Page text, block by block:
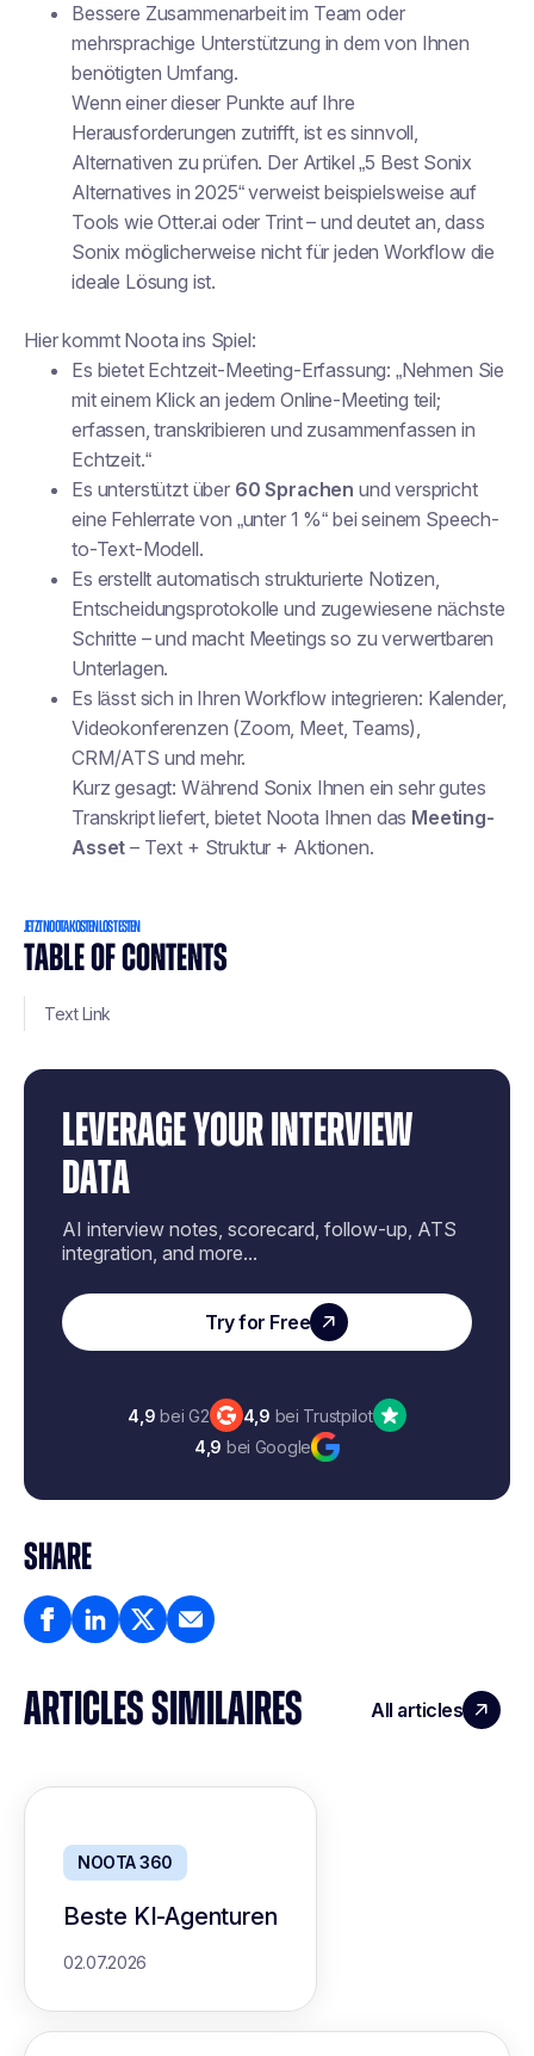
TABLE OF CONTENTS
Text Link
LEVERAGE YOUR INTERVIEW
DATA
AI interview notes, scorecard, follow-up, ATS
integration, and more...
Try for Free
4,9 bei G2 4,9 bei Trustpilot
4,9 bei Google
SHARE
Bessere Zusammenarbeit im Team oder
mehrsprachige Unterstützung in dem von Ihnen
benötigten Umfang.
Wenn einer dieser Punkte auf Ihre
Herausforderungen zutrifft, ist es sinnvoll,
Alternativen zu prüfen. Der Artikel „5 Best Sonix
Alternatives in 2025“ verweist beispielsweise auf
Tools wie Otter.ai oder Trint – und deutet an, dass
Sonix möglicherweise nicht für jeden Workflow die
ideale Lösung ist.
Hier kommt Noota ins Spiel:
Es bietet Echtzeit-Meeting-Erfassung: „Nehmen Sie
mit einem Klick an jedem Online-Meeting teil;
erfassen, transkribieren und zusammenfassen in
Echtzeit.“
Es unterstützt über 60 Sprachen und verspricht
eine Fehlerrate von „unter 1 %“ bei seinem Speech-
to-Text-Modell.
Es erstellt automatisch strukturierte Notizen,
Entscheidungsprotokolle und zugewiesene nächste
Schritte – und macht Meetings so zu verwertbaren
Unterlagen.
Es lässt sich in Ihren Workflow integrieren: Kalender,
Videokonferenzen (Zoom, Meet, Teams),
CRM/ATS und mehr.
Kurz gesagt: Während Sonix Ihnen ein sehr gutes
Transkript liefert, bietet Noota Ihnen das Meeting-
Asset – Text + Struktur + Aktionen.
JETZT NOOTA KOSTENLOS TESTEN
ARTICLES SIMILAIRES All articles
NOOTA 360
Beste KI-Agenturen
02.07.2026